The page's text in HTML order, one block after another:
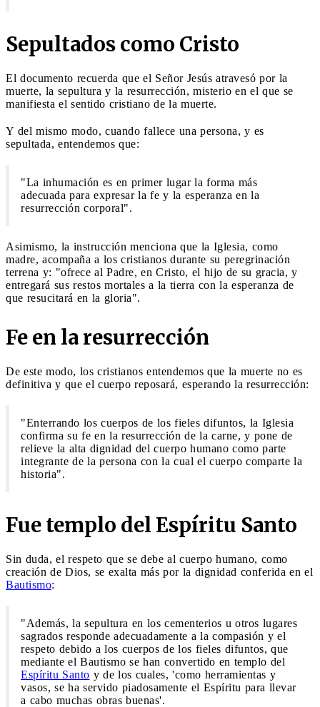
Sepultados como Cristo
El documento recuerda que el Señor Jesús atravesó por la
muerte, la sepultura y la resurrección, misterio en el que se
manifiesta el sentido cristiano de la muerte.
Y del mismo modo, cuando fallece una persona, y es
sepultada, entendemos que:
"La inhumación es en primer lugar la forma más
adecuada para expresar la fe y la esperanza en la
resurrección corporal".
Asimismo, la instrucción menciona que la Iglesia, como
madre, acompaña a los cristianos durante su peregrinación
terrena y: "ofrece al Padre, en Cristo, el hijo de su gracia, y
entregará sus restos mortales a la tierra con la esperanza de
que resucitará en la gloria".
Fe en la resurrección
De este modo, los cristianos entendemos que la muerte no es
definitiva y que el cuerpo reposará, esperando la resurrección:
"Enterrando los cuerpos de los fieles difuntos, la Iglesia
confirma su fe en la resurrección de la carne, y pone de
relieve la alta dignidad del cuerpo humano como parte
integrante de la persona con la cual el cuerpo comparte la
historia".
Fue templo del Espíritu Santo
Sin duda, el respeto que se debe al cuerpo humano, como
creación de Dios, se exalta más por la dignidad conferida en el
Bautismo:
"Además, la sepultura en los cementerios u otros lugares
sagrados responde adecuadamente a la compasión y el
respeto debido a los cuerpos de los fieles difuntos, que
mediante el Bautismo se han convertido en templo del
Espíritu Santo y de los cuales, 'como herramientas y
vasos, se ha servido piadosamente el Espíritu para llevar
a cabo muchas obras buenas'.